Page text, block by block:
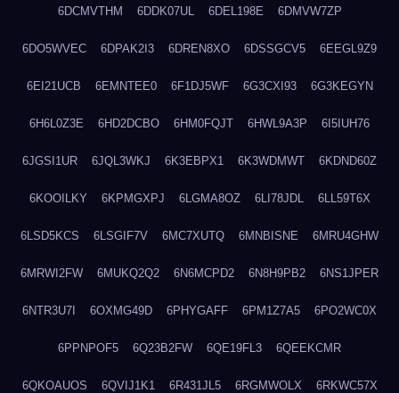
6DCMVTHM 6DDK07UL 6DEL198E 6DMVW7ZP
6DO5WVEC 6DPAK2I3 6DREN8XO 6DSSGCV5 6EEGL9Z9
6EI21UCB 6EMNTEE0 6F1DJ5WF 6G3CXI93 6G3KEGYN
6H6L0Z3E 6HD2DCBO 6HM0FQJT 6HWL9A3P 6I5IUH76
6JGSI1UR 6JQL3WKJ 6K3EBPX1 6K3WDMWT 6KDND60Z
6KOOILKY 6KPMGXPJ 6LGMA8OZ 6LI78JDL 6LL59T6X
6LSD5KCS 6LSGIF7V 6MC7XUTQ 6MNBISNE 6MRU4GHW
6MRWI2FW 6MUKQ2Q2 6N6MCPD2 6N8H9PB2 6NS1JPER
6NTR3U7I 6OXMG49D 6PHYGAFF 6PM1Z7A5 6PO2WC0X
6PPNPOF5 6Q23B2FW 6QE19FL3 6QEEKCMR
6QKOAUOS 6QVIJ1K1 6R431JL5 6RGMWOLX 6RKWC57X